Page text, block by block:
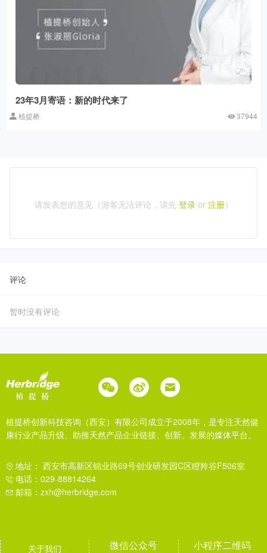
23年3月寄语：新的时代来了
植提桥 37944
请发表您的意见（游客无法评论，请先 登录or 注册）
评论
暂时没有评论
植提桥创新科技咨询（西安）有限公司成立于2008年，是专注天然健
康行业产品升级、助推天然产品企业链接、创新、发展的媒体平台。
地址： 西安市高新区锦业路69号创业研发园C区瞪羚谷F506室
电话：029-88814264
邮箱：zxh@herbridge.com
关于我们 微信公众号 小程序二维码